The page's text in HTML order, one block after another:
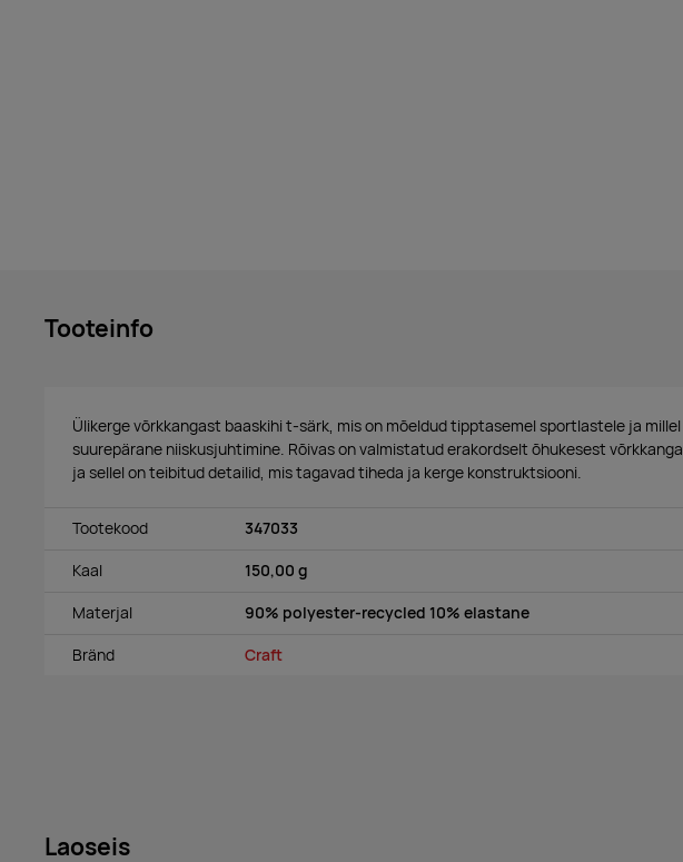
Tooteinfo
Ülikerge võrkkangast baaskihi t-särk, mis on mõeldud tipptasemel sportlastele ja
suurepärane niiskusjuhtimine. Rõivas on valmistatud erakordselt õhukesest
ja sellel on teibitud detailid, mis tagavad tiheda ja kerge konstruktsiooni.
Tootekood 347033
Kaal 150,00 g
Materjal 90% polyester-recycled 10% elastane
Bränd Craft
Laoseis